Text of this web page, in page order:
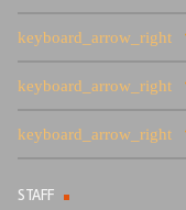
STAFF